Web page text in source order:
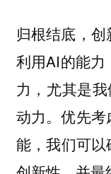
归根结底，
利用AI的能
力，尤其是
动力。优先
能，我们可以